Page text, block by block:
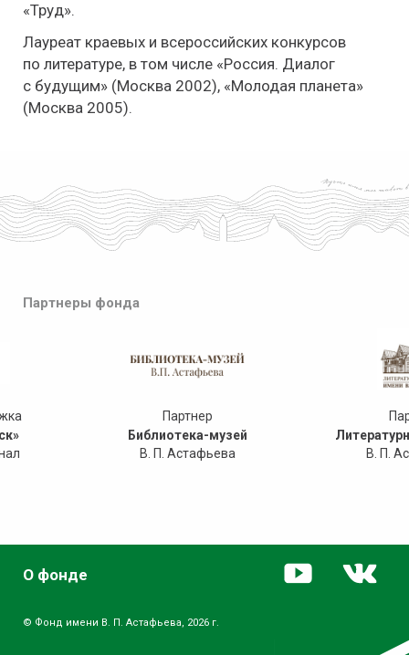
«Труд».
Лауреат краевых и всероссийских конкурсов
по литературе, в том числе «Россия. Диалог
с будущим» (Москва 2002), «Молодая планета»
(Москва 2005).
Партнеры фонда
Партнер
Библиотека-музей
В. П. Астафьева
В. П.
О фонде
© Фонд имени В. П. Астафьева, 2026 г.